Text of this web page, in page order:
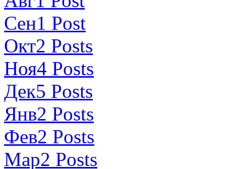
Сен1 Post
Окт2 Posts
Ноя4 Posts
Дек5 Posts
Янв2 Posts
Фев2 Posts
Мар2 Posts